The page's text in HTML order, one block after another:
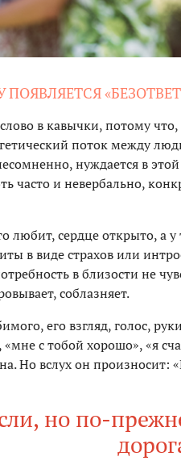
в кавычки, потому
поток между
нуждается в
часто и невербально,
любит, сердце открыто, а
в виде страхов или
в близости не
соблазняет.
его взгляд, голос,
с тобой хорошо», «я
Но вслух он произносит:
но по-